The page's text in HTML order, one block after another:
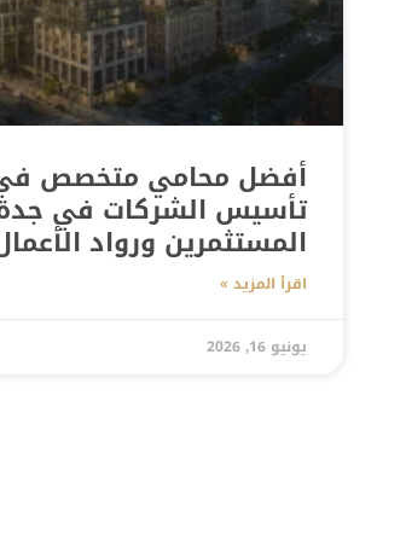
أفضل محامي متخصص
تأسيس الشركات في
المستثمرين ورواد
اقرأ المزيد »
يونيو 16, 2026